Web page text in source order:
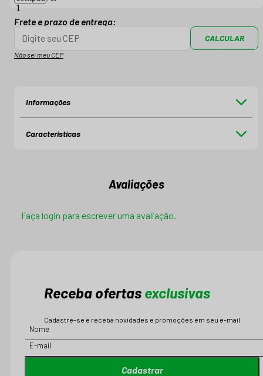
Frete e prazo de entrega:
CALCULAR
Não sei meu CEP
Informações
Características
Avaliações
Faça login para escrever uma avaliação.
Receba ofertas exclusivas
Cadastre-se e receba novidades e promoções em seu e-mail
Cadastrar